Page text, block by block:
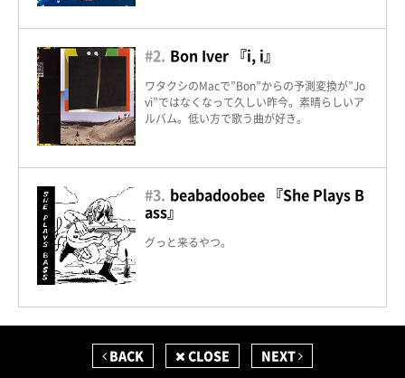
#2. Bon Iver 『i, i』
ワタクシのMacで”Bon”からの予測変換が”Jo
vi”ではなくなって久しい昨今。素晴らしいア
ルバム。低い方で歌う曲が好き。
#3. beabadoobee 『She Plays B
ass』
グっと来るやつ。
BACK CLOSE NEXT